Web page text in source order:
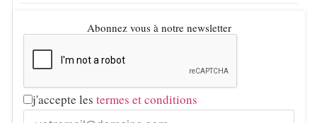
Abonnez vous à notre newsletter
j'accepte les termes et conditions